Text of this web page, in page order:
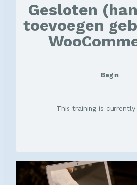
Gesloten
toevoegen
Begin
This training is